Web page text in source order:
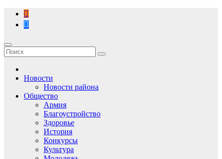
Перейти
содержимому
Новости
Новости района
Общество
Армия
Благоустройство
Здоровье
История
Конкурсы
Культура